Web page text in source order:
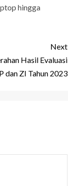
hingga
Next
Hasil Evaluasi
dan ZI Tahun 2023